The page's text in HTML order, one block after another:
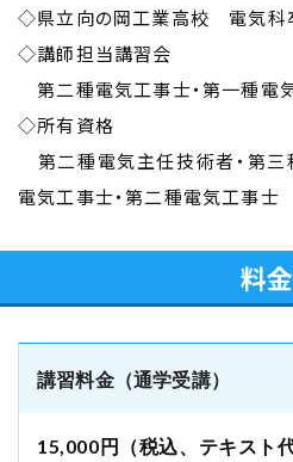
◇県立向の岡工業高校 電気科
◇講師担当講習会
第二種電気工事士・第一種電
◇所有資格
第二種電気主任技術者・第三
電気工事士・第二種電気工事士
料金
講習料金（通学受講）
15,000円（税込、テキスト